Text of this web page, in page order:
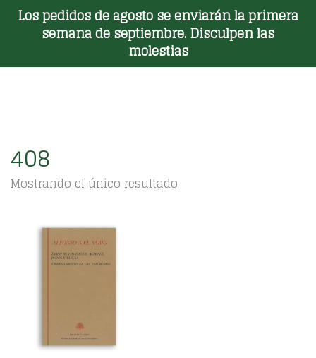
Los pedidos de agosto se enviarán la primera
semana de septiembre. Disculpen las
molestias
Toggle Menu
408
Mostrando el único resultado